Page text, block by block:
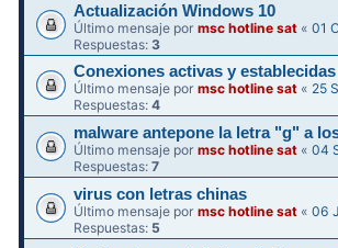
Actualización Windows 10
Último mensaje pormsc hotline sat «01
Respuestas: 3
Conexiones activas y
Último mensaje pormsc hotline sat « 25
Respuestas:4
malware antepone la letra "g" a
Último mensaje pormsc hotline sat «04
Respuestas:7
virus con letras chinas
Último mensaje pormsc hotline sat «06
Respuestas: 5